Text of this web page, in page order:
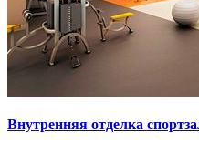
Внутренняя отделка